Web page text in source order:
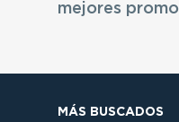
mejores
MÁS BUSCADOS